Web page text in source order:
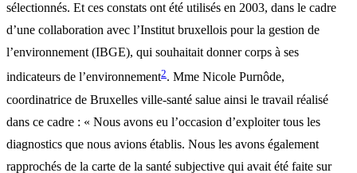
sélectionnés. Et ces constats ont été utilisés en 2003, dans le cadre
d’une collaboration avec l’Institut bruxellois pour la gestion de
l’environnement (IBGE), qui souhaitait donner corps à ses
indicateurs de l’environnement2. Mme Nicole Purnôde,
coordinatrice de Bruxelles ville-santé salue ainsi le travail réalisé
dans ce cadre : « Nous avons eu l’occasion d’exploiter tous les
diagnostics que nous avions établis. Nous les avons également
rapprochés de la carte de la santé subjective qui avait été faite sur